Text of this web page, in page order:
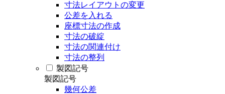
寸法レイアウトの変更
公差を入れる
座標寸法の作成
寸法の破綻
寸法の関連付け
寸法の整列
製図記号
製図記号
幾何公差